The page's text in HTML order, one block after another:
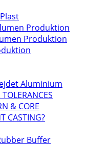
Produktion
Produktion
Aluminium
& CORE
CASTING?
Buffer